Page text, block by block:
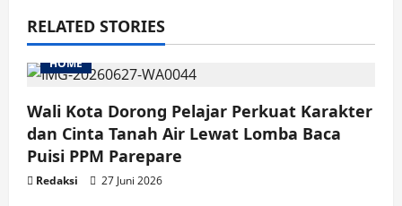
RELATED STORIES
HOME
Wali Kota Dorong Pelajar Perkuat Karakter
dan Cinta Tanah Air Lewat Lomba Baca
Puisi PPM Parepare
Redaksi
27 Juni 2026